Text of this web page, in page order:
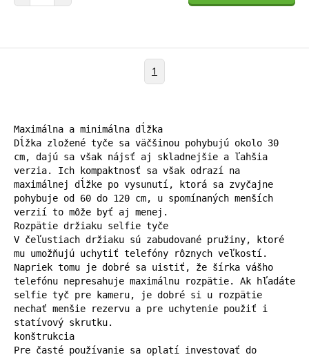
1
Maximálna a minimálna dĺžka
Dĺžka zložené tyče sa väčšinou pohybujú okolo 30
cm, dajú sa však nájsť aj skladnejšie a ľahšia
verzia. Ich kompaktnosť sa však odrazí na
maximálnej dĺžke po vysunutí, ktorá sa zvyčajne
pohybuje od 60 do 120 cm, u spomínaných menších
verzií to môže byť aj menej.
Rozpätie držiaku selfie tyče
V čeľustiach držiaku sú zabudované pružiny, ktoré
mu umožňujú uchytiť telefóny rôznych veľkostí.
Napriek tomu je dobré sa uistiť, že šírka vášho
telefónu nepresahuje maximálnu rozpätie. Ak hľadáte
selfie tyč pre kameru, je dobré si u rozpätie
nechať menšie rezervu a pre uchytenie použiť i
statívový skrutku.
konštrukcia
Pre časté používanie sa oplatí investovať do